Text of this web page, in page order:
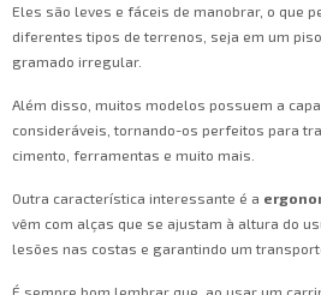
Eles são leves e fáceis de manobrar, o que
diferentes tipos de terrenos, seja em um
gramado irregular.
Além disso, muitos modelos possuem a
consideráveis, tornando-os perfeitos para
cimento, ferramentas e muito mais.
Outra característica interessante é a
vêm com alças que se ajustam à altura do
lesões nas costas e garantindo um
É sempre bom lembrar que, ao usar um